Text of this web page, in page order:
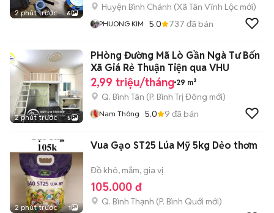
2 phút trước 6
Huyện Bình Chánh (Xã Tân Vĩnh Lộc mới)
PHUONG KIM 5.0 737 đã bán
2 phút trước 5
PHòng Đường Mã Lò Gần Ngà Tư Bốn
Xã Giá Rẻ Thuận Tiện qua VHU
2,99 triệu/tháng 29 m²
Q. Bình Tân (P. Bình Trị Đông mới)
Nam Thông 5.0 9 đã bán
2 phút trước 1
Vua Gạo ST25 Lúa Mỹ 5kg Dẻo thơm
Đồ khô, mắm, gia vị
105.000 đ
Q. Bình Thạnh (P. Bình Quới mới)